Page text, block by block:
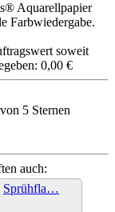
Aquarellpapier
Farbwiedergabe.
soweit
0,00 €
auch:
Sprühfla…